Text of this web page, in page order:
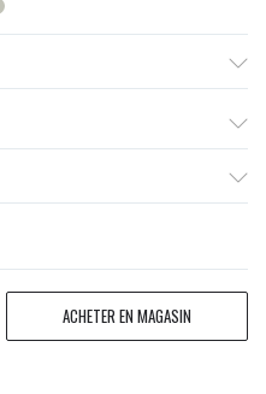
ACHETER EN MAGASIN